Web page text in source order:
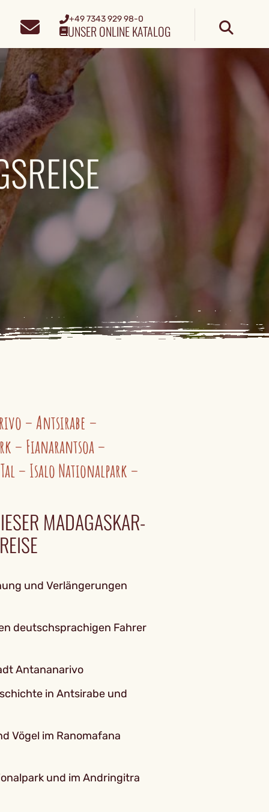
+49 7343 929 98-0
UNSER ONLINE KATALOG
– Antsirabe –
– Fianarantsoa –
– Isalo Nationalpark –
MADAGASKAR-
REISE
und Verlängerungen
deutschsprachigen Fahrer
Antananarivo
in Antsirabe und
Vögel im Ranomafana
und im Andringitra